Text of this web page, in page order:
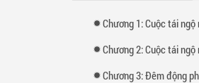
Chương 1: Cuộc tái
Chương 2: Cuộc tái
Chương 3: Đêm động